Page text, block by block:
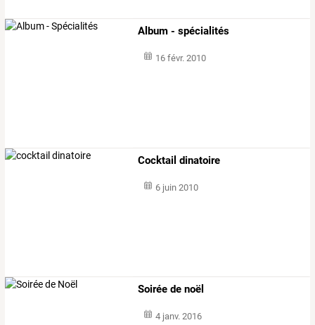
Album - spécialités
16 févr. 2010
Cocktail dinatoire
6 juin 2010
Soirée de noël
4 janv. 2016